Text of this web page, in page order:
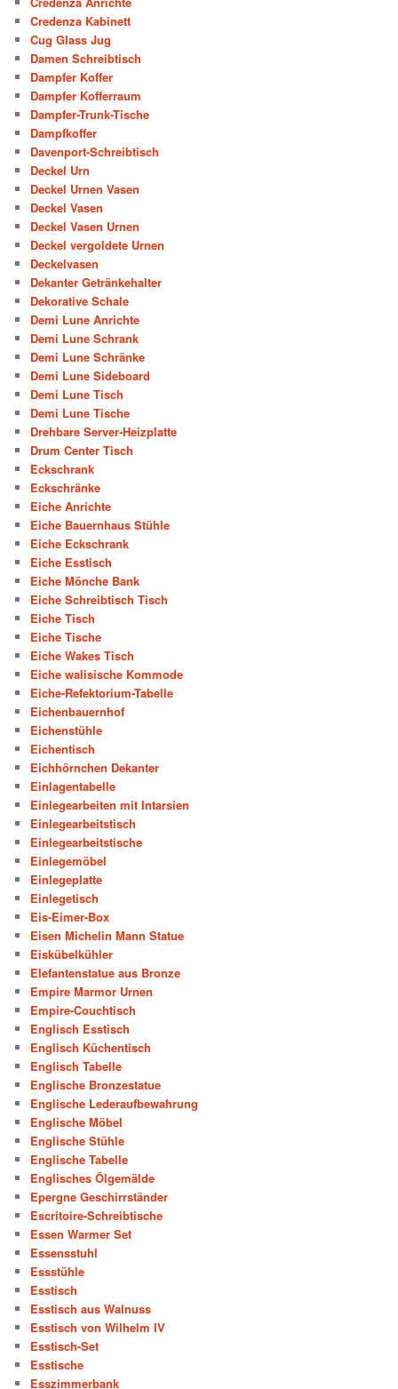
Credenza Kabinett
Cug Glass Jug
Damen Schreibtisch
Dampfer Koffer
Dampfer Kofferraum
Dampfer-Trunk-Tische
Dampfkoffer
Davenport-Schreibtisch
Deckel Urn
Deckel Urnen Vasen
Deckel Vasen
Deckel Vasen Urnen
Deckel vergoldete Urnen
Deckelvasen
Dekanter Getränkehalter
Dekorative Schale
Demi Lune Anrichte
Demi Lune Schrank
Demi Lune Schränke
Demi Lune Sideboard
Demi Lune Tisch
Demi Lune Tische
Drehbare Server-Heizplatte
Drum Center Tisch
Eckschrank
Eckschränke
Eiche Anrichte
Eiche Bauernhaus Stühle
Eiche Eckschrank
Eiche Esstisch
Eiche Mönche Bank
Eiche Schreibtisch Tisch
Eiche Tisch
Eiche Tische
Eiche Wakes Tisch
Eiche walisische Kommode
Eiche-Refektorium-Tabelle
Eichenbauernhof
Eichenstühle
Eichentisch
Eichhörnchen Dekanter
Einlagentabelle
Einlegearbeiten mit Intarsien
Einlegearbeitstisch
Einlegearbeitstische
Einlegemöbel
Einlegeplatte
Einlegetisch
Eis-Eimer-Box
Eisen Michelin Mann Statue
Eiskübelkühler
Elefantenstatue aus Bronze
Empire Marmor Urnen
Empire-Couchtisch
Englisch Esstisch
Englisch Küchentisch
Englisch Tabelle
Englische Bronzestatue
Englische Lederaufbewahrung
Englische Möbel
Englische Stühle
Englische Tabelle
Englisches Ölgemälde
Epergne Geschirrständer
Escritoire-Schreibtische
Essen Warmer Set
Essensstuhl
Essstühle
Esstisch
Esstisch aus Walnuss
Esstisch von Wilhelm IV
Esstisch-Set
Esstische
Esszimmerbank